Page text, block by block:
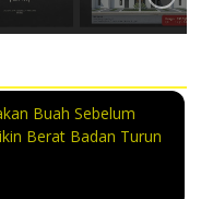
Buah Sebelum
Berat Badan Turun